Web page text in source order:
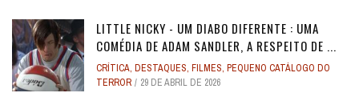
LITTLE NICKY - UM DIABO DIFERENTE : UMA
COMÉDIA DE ADAM SANDLER, A RESPEITO DE ...
CRÍTICA, DESTAQUES, FILMES, PEQUENO CATÁLOGO DO
TERROR
29 DE ABRIL DE 2026